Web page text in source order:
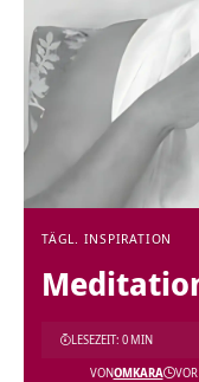
TÄGL. INSPIRATION
VONOMKARA
LESEZEIT: 0 MIN